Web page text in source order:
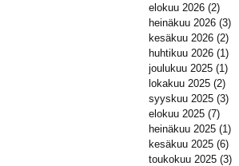
elokuu 2026 (2)
heinäkuu 2026 (3)
kesäkuu 2026 (2)
huhtikuu 2026 (1)
joulukuu 2025 (1)
lokakuu 2025 (2)
syyskuu 2025 (3)
elokuu 2025 (7)
heinäkuu 2025 (1)
kesäkuu 2025 (6)
toukokuu 2025 (3)